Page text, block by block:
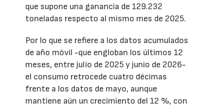
que supone una ganancia de 129.232
toneladas respecto al mismo mes de 2025.
Por lo que se refiere a los datos acumulados
de año móvil -que engloban los últimos 12
meses, entre julio de 2025 y junio de 2026-
el consumo retrocede cuatro décimas
frente a los datos de mayo, aunque
mantiene aún un crecimiento del 12 %, con